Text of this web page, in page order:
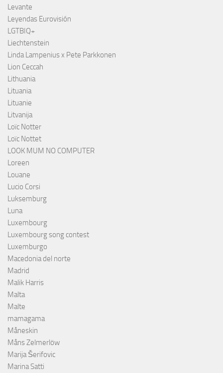
Levante
Leyendas Eurovisión
LGTBIQ+
Liechtenstein
Linda Lampenius x Pete Parkkonen
Lion Ceccah
Lithuania
Lituania
Lituanie
Litvanija
Loïc Notter
Loïc Nottet
LOOK MUM NO COMPUTER
Loreen
Louane
Lucio Corsi
Luksemburg
Luna
Luxembourg
Luxembourg song contest
Luxemburgo
Macedonia del norte
Madrid
Malik Harris
Malta
Malte
mamagama
Måneskin
Måns Zelmerlöw
Marija Šerifovic
Marina Satti